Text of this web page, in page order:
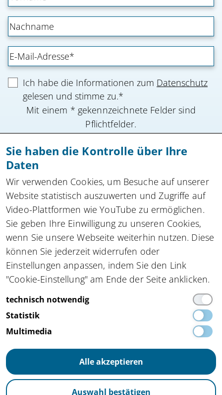
Ich habe die Informationen zum Datenschutz
gelesen und stimme zu.*
Mit einem * gekennzeichnete Felder sind
Pflichtfelder.
Anmeldung absenden
Zu allen Newslettern
Kompetenznetzwerk automatisierte und
vernetzte Mobilitätinnocam.NRW
Steinbachstraße 7, 52074 Aachen
Tel.+49 162 4861673,info(at)innocam.nrw
Gefördert vom:
Impressum
Datenschutz
Sie haben die Kontrolle über Ihre
Daten
Wir verwenden Cookies, um Besuche auf unserer
Website statistisch auszuwerten und Zugriffe auf
Video-Plattformen wie YouTube zu ermöglichen.
Sie geben Ihre Einwilligung zu unseren Cookies,
wenn Sie unsere Webseite weiterhin nutzen. Diese
können Sie jederzeit widerrufen oder
Einstellungen anpassen, indem Sie den Link
"Cookie-Einstellung" am Ende der Seite anklicken.
technisch notwendig
Statistik
Multimedia
Alle akzeptieren
Auswahl bestätigen